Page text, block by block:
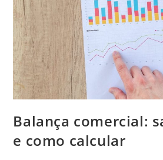
Balança comercial:
e como calcular